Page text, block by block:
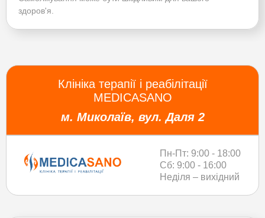
здоров'я.
Клініка терапії і реабілітації
MEDICASANO
м. Миколаїв, вул. Даля 2
Пн-Пт: 9:00 - 18:00
Сб: 9:00 - 16:00
Неділя – вихідний